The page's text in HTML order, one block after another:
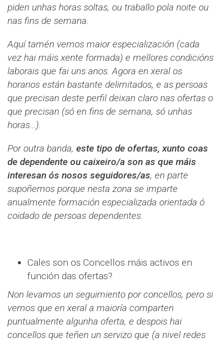
piden unhas horas soltas, ou traballo pola noite ou
nas fins de semana.
Aquí tamén vemos maior especialización (cada
vez hai máis xente formada) e mellores condicións
laborais que fai uns anos. Agora en xeral os
horarios están bastante delimitados, e as persoas
que precisan deste perfil deixan claro nas ofertas o
que precisan (só en fins de semana, só unhas
horas…).
Por outra banda, este tipo de ofertas, xunto coas
de dependente ou caixeiro/a son as que máis
interesan ós nosos seguidores/as, en parte
supoñemos porque nesta zona se imparte
anualmente formación especializada orientada ó
coidado de persoas dependentes.
Cales son os Concellos máis activos en
función das ofertas?
Non levamos un seguimiento por concellos, pero si
vemos que en xeral a maioría comparten
puntualmente algunha oferta, e despois hai
concellos que teñen un servizo que (a nivel redes